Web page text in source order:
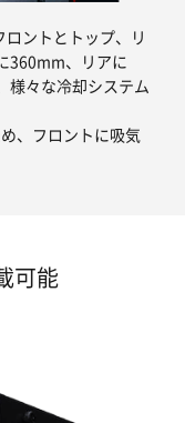
ントとトップ、リ
360mm、リアに
様々な冷却システム
、フロントに吸気
可能